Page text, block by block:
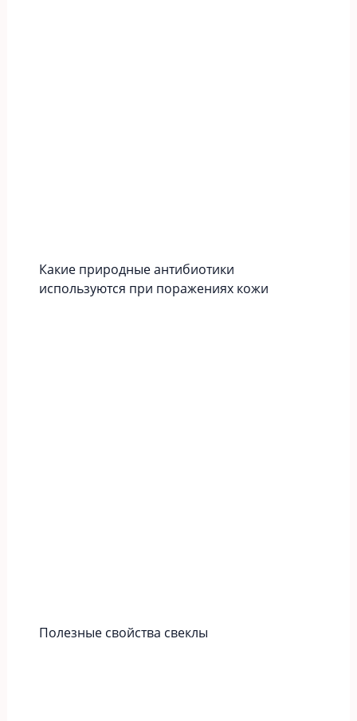
Какие природные антибиотики
используются при поражениях кожи
Полезные свойства свеклы